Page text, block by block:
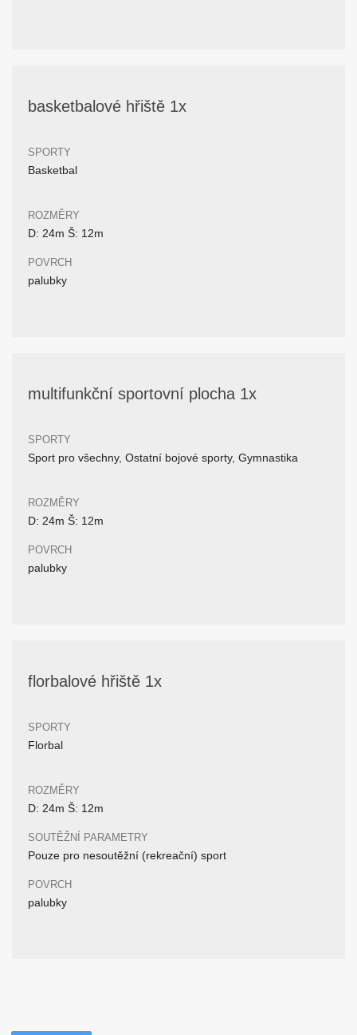
basketbalové hřiště 1x
SPORTY
Basketbal
ROZMĚRY
D: 24m Š: 12m
POVRCH
palubky
multifunkční sportovní plocha 1x
SPORTY
Sport pro všechny, Ostatní bojové sporty, Gymnastika
ROZMĚRY
D: 24m Š: 12m
POVRCH
palubky
florbalové hřiště 1x
SPORTY
Florbal
ROZMĚRY
D: 24m Š: 12m
SOUTĚŽNÍ PARAMETRY
Pouze pro nesoutěžní (rekreační) sport
POVRCH
palubky